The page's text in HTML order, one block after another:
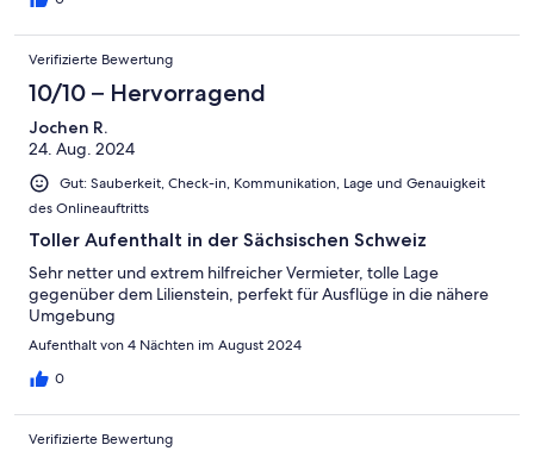
Verifizierte Bewertung
10/10 – Hervorragend
Jochen R.
24. Aug. 2024
Gut: Sauberkeit, Check-in, Kommunikation, Lage und Genauigkeit
des Onlineauftritts
Toller Aufenthalt in der Sächsischen Schweiz
Sehr netter und extrem hilfreicher Vermieter, tolle Lage
gegenüber dem Lilienstein, perfekt für Ausflüge in die nähere
Umgebung
Aufenthalt von 4 Nächten im August 2024
0
Verifizierte Bewertung